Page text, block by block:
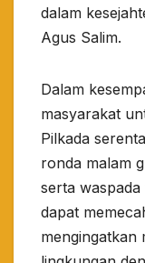
dalam
Agus Salim.
Dalam
masyarakat
Pilkada
ronda malam
serta
dapat
mengingatkan